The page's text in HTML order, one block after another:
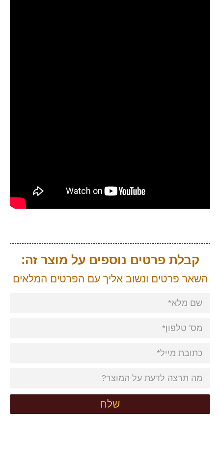
קבלת פרטים נוספים על מוצר זה:
השאר פרטים ונשוב אליך עם הפרטים המלאים
שלח